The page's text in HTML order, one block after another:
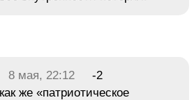
8 мая, 22:12
-2
же «патриотическое